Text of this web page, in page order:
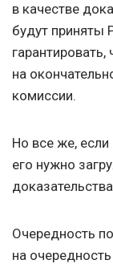
в качестве
будут приняты
гарантировать,
на
комиссии.
Но все же, если
его нужно
Очередность
на